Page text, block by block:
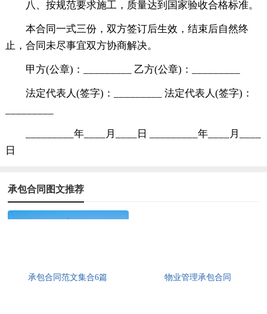
八、按规范要求施工，质量达到国家验收合格标准。
本合同一式三份，双方签订后生效，结束后自然终
止，合同未尽事宜双方协商解决。
甲方(公章)：_________ 乙方(公章)：_________
法定代表人(签字)：_________ 法定代表人(签字)：
_________年____月____日 _________年____月____
日
承包合同图文推荐
承包合同范文集合6篇 物业管理承包合同